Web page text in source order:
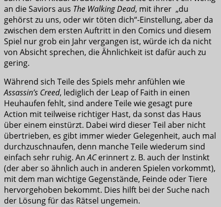
an die Saviors aus The Walking Dead, mit ihrer „du
gehörst zu uns, oder wir töten dich“-Einstellung, aber da
zwischen dem ersten Auftritt in den Comics und diesem
Spiel nur grob ein Jahr vergangen ist, würde ich da nicht
von Absicht sprechen, die Ähnlichkeit ist dafür auch zu
gering.
Während sich Teile des Spiels mehr anfühlen wie
Assassin’s Creed, lediglich der Leap of Faith in einen
Heuhaufen fehlt, sind andere Teile wie gesagt pure
Action mit teilweise richtiger Hast, da sonst das Haus
über einem einstürzt. Dabei wird dieser Teil aber nicht
übertrieben, es gibt immer wieder Gelegenheit, auch mal
durchzuschnaufen, denn manche Teile wiederum sind
einfach sehr ruhig. AnACerinnert z. B. auch der Instinkt
(der aber so ähnlich auch in anderen Spielen vorkommt),
mit dem man wichtige Gegenstände, Feinde oder Tiere
hervorgehoben bekommt. Dies hilft bei der Suche nach
der Lösung für das Rätsel ungemein.